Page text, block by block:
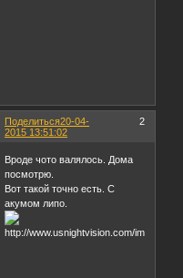
Поделиться 2
20-04-
2015 13:51:02
Вроде чото валялось. Дома
посмотрю.
Вот такой точно есть. С
акумом липо.